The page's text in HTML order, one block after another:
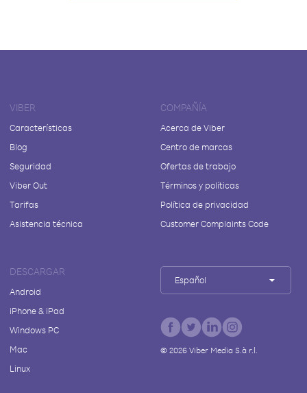
VIBER
Características
Blog
Seguridad
Viber Out
Tarifas
Asistencia técnica
COMPAÑÍA
Acerca de Viber
Centro de marcas
Ofertas de trabajo
Términos y políticas
Política de privacidad
Customer Complaints Code
DESCARGAR
Android
iPhone & iPad
Windows PC
Mac
Linux
Español
© 2026Viber Media S.à r.l.